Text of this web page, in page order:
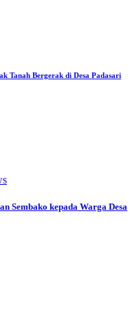
Tanah Bergerak di Desa Padasari
Sembako kepada Warga Desa